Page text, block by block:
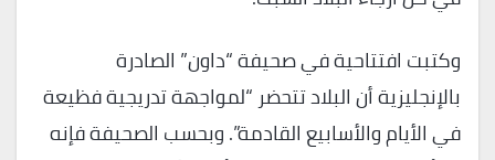
وكتبت افتتاحية في صحيفة “داون” الصادرة
بالإنجليزية أن البلاد تتحضر “لمواجهة تدريجية فظيعة
في الأيام والأسابيع القادمة”. وبحسب الصحيفة فإنه